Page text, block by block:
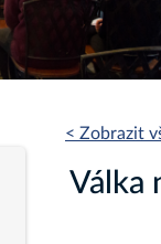
< Zobrazit
Válka